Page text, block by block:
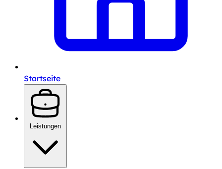
Startseite
Leistungen